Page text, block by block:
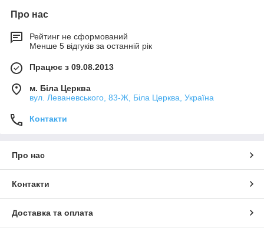
Про нас
Рейтинг не сформований
Менше 5 відгуків за останній рік
Працює з 09.08.2013
м. Біла Церква
вул. Леваневського, 83-Ж, Біла Церква, Україна
Контакти
Про нас
Контакти
Доставка та оплата